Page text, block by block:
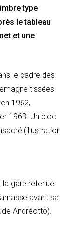
type
le tableau
et une
le cadre des
tissées
1962,
1963. Un bloc
(illustration
la gare retenue
avant sa
Andréotto).